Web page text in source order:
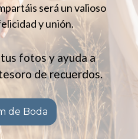
será un valioso
y unión.
fotos y ayuda a
de recuerdos.
de Boda